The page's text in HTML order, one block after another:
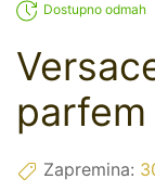
Dostupno odmah
parfem
Zapremina: